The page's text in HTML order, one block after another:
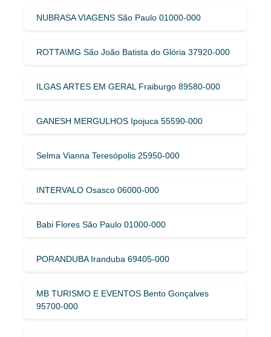
NUBRASA VIAGENS São Paulo 01000-000
ROTTA\MG São João Batista do Glória 37920-000
ILGAS ARTES EM GERAL Fraiburgo 89580-000
GANESH MERGULHOS Ipojuca 55590-000
Selma Vianna Teresópolis 25950-000
INTERVALO Osasco 06000-000
Babi Flores São Paulo 01000-000
PORANDUBA Iranduba 69405-000
MB TURISMO E EVENTOS Bento Gonçalves
95700-000